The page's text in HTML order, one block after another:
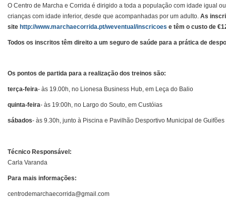
O Centro de Marcha e Corrida é dirigido a toda a população com idade igual
crianças com idade inferior, desde que acompanhadas por um adulto. As
site http://www.marchaecorrida.pt/weventual/inscricoes e têm o custo de
Todos os inscritos têm direito a um seguro de saúde para a prática de
Os pontos de partida para a realização dos treinos são:
terça-feira- às 19.00h, no Lionesa Business Hub, em Leça do Balio
quinta-feira- às 19:00h, no Largo do Souto, em Custóias
sábados- às 9.30h, junto à Piscina e Pavilhão Desportivo Municipal de Guifões
Técnico Responsável:
Carla Varanda
Para mais informações:
centrodemarchaecorrida@gmail.com